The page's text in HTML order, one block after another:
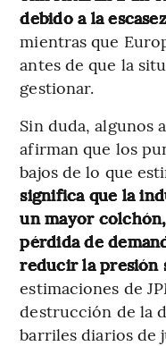
debido a la
mientras que
antes de que la
gestionar.
Sin duda, algunos
afirman que los
bajos de lo que
significa que la
un mayor
pérdida de
reducir la presión
estimaciones de
destrucción de la
barriles diarios de